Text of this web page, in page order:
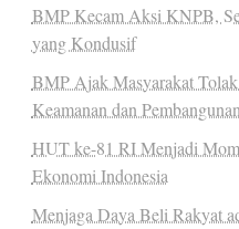
BMP Kecam Aksi KNPB,
yang Kondusif
BMP Ajak Masyarakat
Keamanan dan
HUT ke-81 RI Menjadi
Ekonomi Indonesia
Menjaga Daya Beli Rakyat